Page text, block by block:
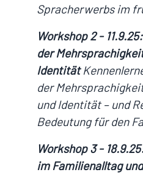
Spracherwerbs im
Workshop 2 -
der
Identität
der
und Identität – und
Bedeutung für den
Workshop 3 -
im Familienalltag